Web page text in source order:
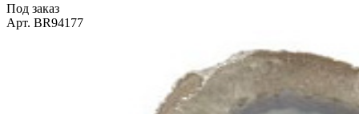
Под заказ
Арт. BR94177